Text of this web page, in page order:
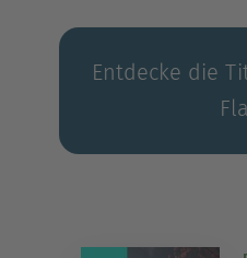
Entdecke die